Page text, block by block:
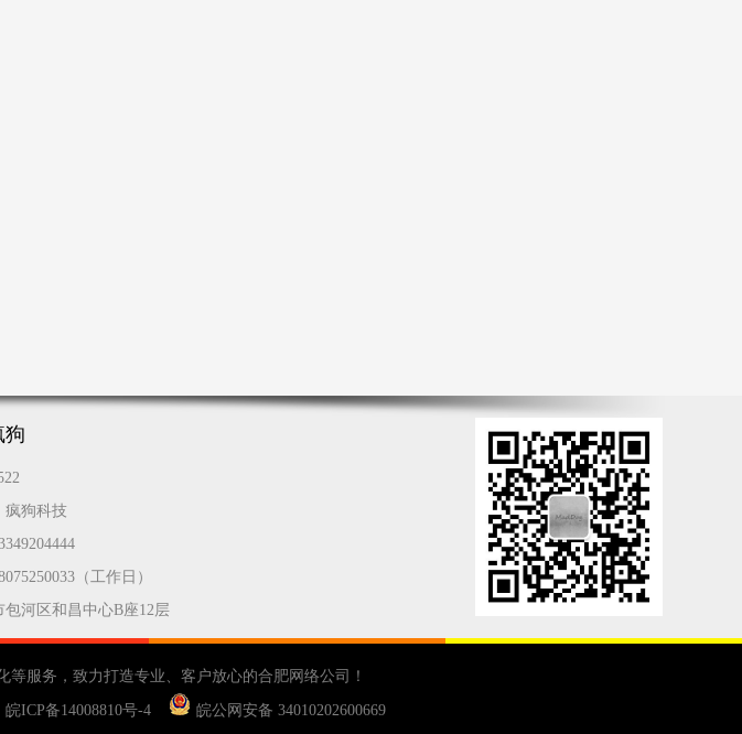
狗
疯狗科技
（工作日）
包河区和昌中心B座12层
等服务，致力打造专业、客户放心的合肥网络公司 ！
皖ICP备14008810号-4 皖公网安备 34010202600669